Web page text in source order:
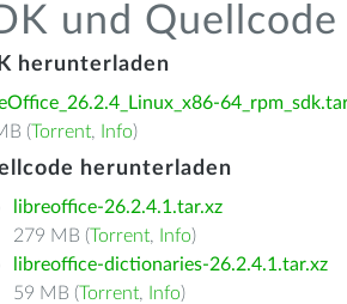
und Quellcode
herunterladen
(Torrent, Info)
herunterladen
libreoffice-26.2.4.1.tar.xz
279 MB (Torrent, Info)
libreoffice-dictionaries-26.2.4.1.tar.xz
59 MB (Torrent, Info)